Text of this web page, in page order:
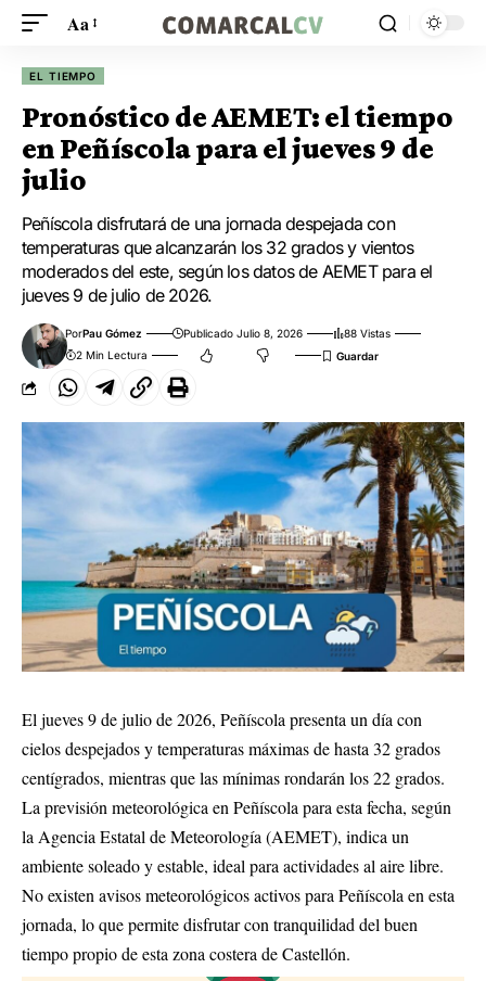
Aa
EL TIEMPO
Pronóstico de AEMET: el tiempo
en Peñíscola para el jueves 9 de
julio
Peñíscola disfrutará de una jornada despejada con
temperaturas que alcanzarán los 32 grados y vientos
moderados del este, según los datos de AEMET para el
jueves 9 de julio de 2026.
PorPau Gómez Publicado Julio 8, 2026
88 Vistas
2 Min Lectura
El jueves 9 de julio de 2026, Peñíscola presenta un día con
cielos despejados y temperaturas máximas de hasta 32 grados
centígrados, mientras que las mínimas rondarán los 22 grados.
La previsión meteorológica en Peñíscola para esta fecha, según
la Agencia Estatal de Meteorología (AEMET), indica un
ambiente soleado y estable, ideal para actividades al aire libre.
No existen avisos meteorológicos activos para Peñíscola en esta
jornada, lo que permite disfrutar con tranquilidad del buen
tiempo propio de esta zona costera de Castellón.